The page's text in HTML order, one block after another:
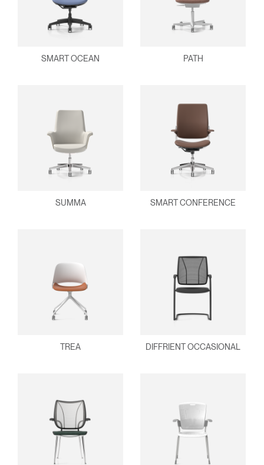
SMART OCEAN PATH
SUMMA SMART CONFERENCE
TREA DIFFRIENT OCCASIONAL